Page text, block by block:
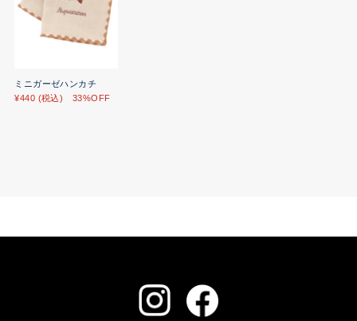
ミニガーゼハンカチ
¥440 (税込) 33%OFF